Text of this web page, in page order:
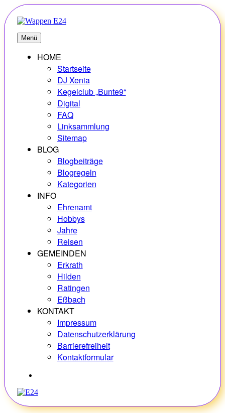
Zum
Inhalt
springen
E24
Erlebnisse – Hobbys – Vielfalt
Menü
HOME
Startseite
DJ Xenia
Kegelclub „Bunte9“
Digital
FAQ
Linksammlung
Sitemap
BLOG
Blogbeiträge
Blogregeln
Kategorien
INFO
Ehrenamt
Hobbys
Jahre
Reisen
GEMEINDEN
Erkrath
Hilden
Ratingen
Eßbach
KONTAKT
Impressum
Datenschutzerklärung
Barrierefreiheit
Kontaktformular